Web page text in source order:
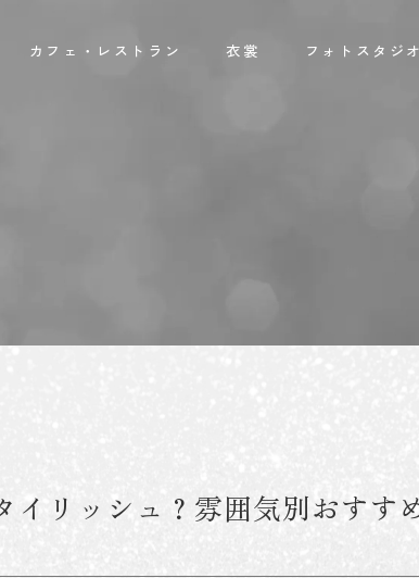
カフェ・レストラン 衣裳 フォトスタジ
イリッシュ？雰囲気別おすす